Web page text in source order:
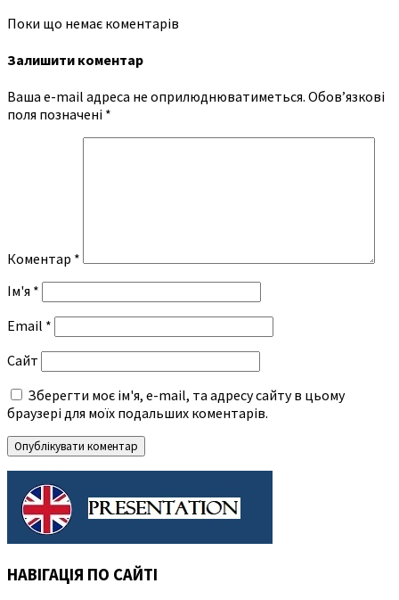
Поки що немає коментарів
Залишити коментар
Ваша e-mail адреса не оприлюднюватиметься. Обов’язкові
поля позначені *
Коментар *
Ім'я *
Email *
Сайт
Зберегти моє ім'я, e-mail, та адресу сайту в цьому
браузері для моїх подальших коментарів.
НАВІГАЦІЯ ПО САЙТІ